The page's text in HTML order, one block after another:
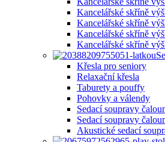
Kancelářské skříně
Kancelářské skříně
Kancelářské skříně
Kancelářské skříně
Křesla pro seniory
Relaxační křesla
Taburety a pouffy
Pohovky a válendy
Sedací soupravy
Sedací soupravy
Akustické sedací